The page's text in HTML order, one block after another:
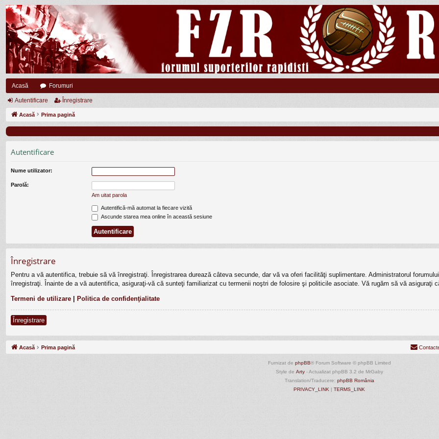
Acasă Forumuri
Autentificare Înregistrare
Acasă Prima pagină
Autentificare
Nume utilizator:
Parolă:
Am uitat parola
Autentifică-mă automat la fiecare vizită
Ascunde starea mea online în această sesiune
Înregistrare
Pentru a vă autentifica, trebuie să vă înregistraţi. Înregistrarea durează câteva secunde, dar vă va oferi facilităţi suplimentare. Administratorul
înregistraţi. Înainte de a vă autentifica, asiguraţi-vă că sunteţi familiarizat cu termenii noştri de folosire şi politicile asociate. Vă rugăm să vă asiguraţi
Termeni de utilizare Politica de confidenţialitate
Înregistrare
Acasă Prima pagină
Furnizat de phpBB® Forum Software © phpBB Limited
Style de Arty- Actualizat phpBB 3.2 de MrGaby
Translation/Traducere: phpBB România
PRIVACY_LINK | TERMS_LINK